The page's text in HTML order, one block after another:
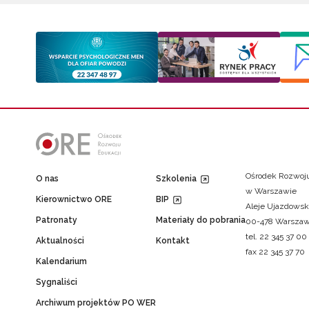
O nas
Kierownictwo ORE
Patronaty
Aktualności
Kalendarium
Sygnaliści
Archiwum projektów PO WER
Szkolenia
BIP
Materiały do pobrania
Kontakt
Ośrodek
w Warszawie
Aleje
00-478
tel. 22 345 37 00
fax 22 345 37 70